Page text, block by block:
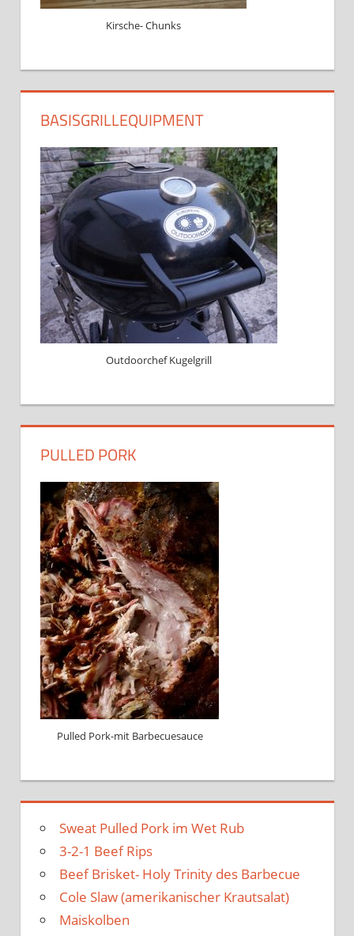
Kirsche- Chunks
BASISGRILLEQUIPMENT
Outdoorchef Kugelgrill
PULLED PORK
Pulled Pork-mit Barbecuesauce
Sweat Pulled Pork im Wet Rub
3-2-1 Beef Rips
Beef Brisket- Holy Trinity des Barbecue
Cole Slaw (amerikanischer Krautsalat)
Maiskolben